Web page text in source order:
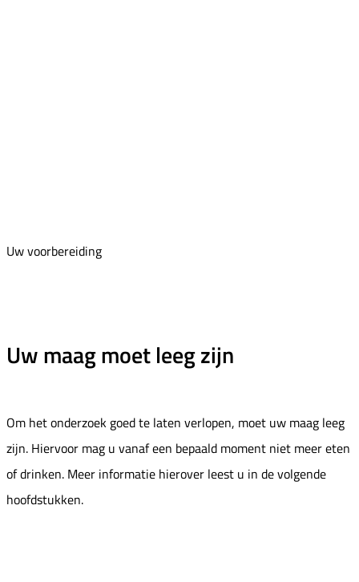
Uw voorbereiding
Uw maag moet leeg zijn
Om het onderzoek goed te laten verlopen, moet uw maag leeg
zijn. Hiervoor mag u vanaf een bepaald moment niet meer eten
of drinken. Meer informatie hierover leest u in de volgende
hoofdstukken.